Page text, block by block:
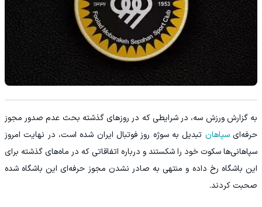
به گزارش ورزش سه، در شرایطی که در روز‌های گذشته بحث عدم صدور مجوز
حرفه‌ایسپاهان تبدیل به سوژه روز فوتبال ایران شده است، در نهایت امروز
سپاهانی‌ها سکوت خود را شکستند و درباره اتفاقاتی که در ماه‌های گذشته برای
این باشگاه رخ داده و منتهی به صادر نشدن مجوز حرفه‌ای این باشگاه شده
صحبت کردند.